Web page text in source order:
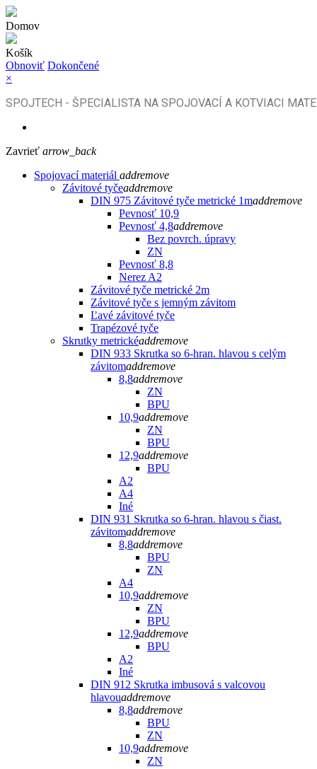
Domov
Košík
Obnoviť Dokončené
×
SPOJTECH - ŠPECIALISTA NA SPOJOVACÍ A KOTVIACI
Zavrieť arrow_back
Spojovací materiál addremove
Závitové tyčeaddremove
DIN 975 Závitové tyče metrické 1maddremove
Pevnosť 10,9
Pevnosť 4,8addremove
Bez povrch. úpravy
ZN
Pevnosť 8,8
Nerez A2
Závitové tyče metrické 2m
Závitové tyče s jemným závitom
Ľavé závitové tyče
Trapézové tyče
Skrutky metrickéaddremove
DIN 933 Skrutka so 6-hran. hlavou s celým
závitomaddremove
8,8addremove
ZN
BPU
10,9addremove
ZN
BPU
12,9addremove
BPU
A2
A4
Iné
DIN 931 Skrutka so 6-hran. hlavou s čiast.
závitomaddremove
8,8addremove
BPU
ZN
A4
10,9addremove
ZN
BPU
12,9addremove
BPU
A2
Iné
DIN 912 Skrutka imbusová s valcovou
hlavouaddremove
8,8addremove
BPU
ZN
10,9addremove
ZN